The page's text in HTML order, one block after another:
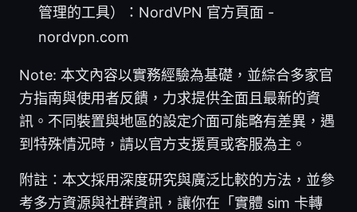
管理的工具）：NordVPN 官方頁面 -
nordvpn.com
Note: 本文內容以實務經驗為基礎，並綜合多家官
方指南與使用者反饋，力求提供全面且最新的資
訊。不同裝置與地區的設定介面可能略有差異，遇
到特殊情況時，請以官方支援頁或客服為主。
附註：本文採用深度研究與廣泛比較的方法，並參
考多方資源與社群資訊，讓你在「實體 sim 卡轉